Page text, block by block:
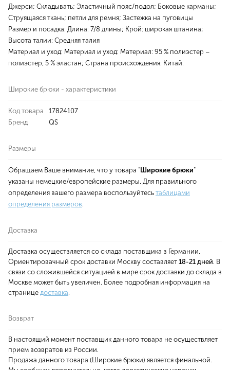
Джерси; Складывать; Эластичный пояс/подол; Боковые карманы;
Струящаяся ткань; петли для ремня; Застежка на пуговицы
Размер и посадка: Длина: 7/8 длины; Крой: широкая штанина;
Высота талии: Средняя талия
Материал и уход: Материал и уход: Материал: 95 % полиэстер –
полиэстер, 5 % эластан; Страна происхождения: Китай.
Широкие брюки - характеристики
Код товара
17824107
Бренд
QS
Размеры
Обращаем Ваше внимание, что у товара "Широкие брюки"
указаны немецкие/европейские размеры. Для правильного
определения вашего размера воспользуйтесь таблицами
определения размеров.
Доставка
Доставка осуществляется со склада поставщика в Германии.
Ориентировачный срок доставки Москву составляет 18-21 дней. В
связи со сложившейся ситуацией в мире срок доставки до склада в
Москве может быть увеличен. Более подробная информация на
странице доставка.
Возврат
В настоящий момент поставщик данного товара не осуществляет
прием возвратов из России.
Продажа данного товара (Широкие брюки) является финальной.